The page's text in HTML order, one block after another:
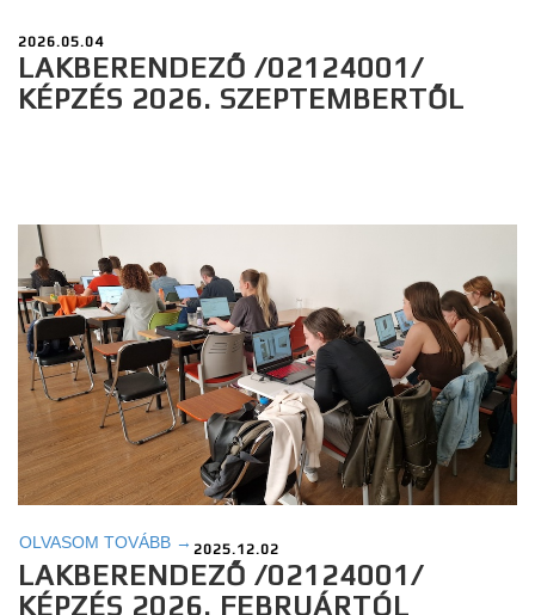
2026.05.04
LAKBERENDEZŐ /02124001/
KÉPZÉS 2026. SZEPTEMBERTŐL
OLVASOM TOVÁBB → 2025.12.02
LAKBERENDEZŐ /02124001/
KÉPZÉS 2026. FEBRUÁRTÓL